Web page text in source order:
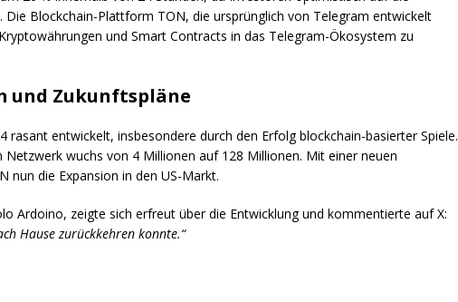
Die Blockchain-Plattform TON, die ursprünglich von Telegram entwickelt
und Smart Contracts in das Telegram-Ökosystem zu
und Zukunftspläne
rasant entwickelt, insbesondere durch den Erfolg blockchain-basierter Spiele.
Netzwerk wuchs von 4 Millionen auf 128 Millionen. Mit einer neuen
nun die Expansion in den US-Markt.
Ardoino, zeigte sich erfreut über die Entwicklung und kommentierte auf X:
Hause zurückkehren konnte.“